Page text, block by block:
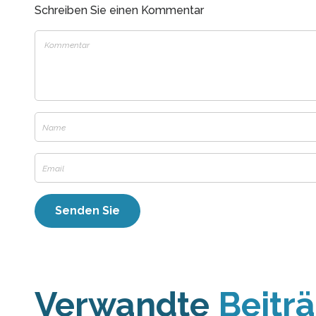
Schreiben Sie einen Kommentar
Verwandte